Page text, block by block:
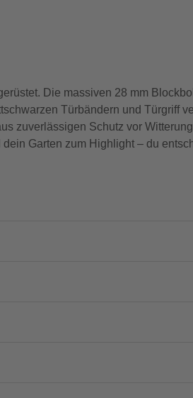
Die massiven 28 mm
Türbändern und Türgriff
zuverlässigen Schutz vor
Garten zum Highlight – du